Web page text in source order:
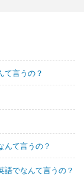
て言うの？
んて言うの？
語でなんて言うの？